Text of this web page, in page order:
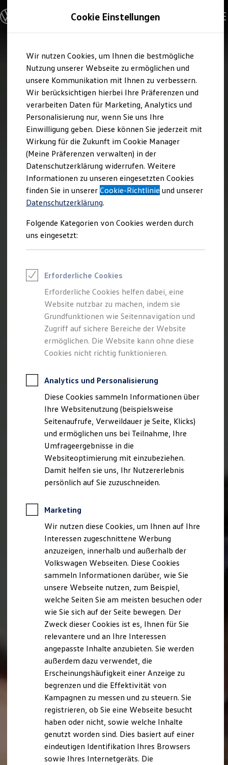
Hauptinhalt
springen
Footer
springen
Modelle und Konfigurator
Konfigurator
Modelle vergleichen
Elektroautos
ENERGY Sondermodelle
Nutzfahrzeuge
SUV und CUV
Familienautos
Kombis
Kompaktwagen
Sportwagen
Schnell verfügbare Fahrzeuge
Angebote und Produkte
Aktuelle Angebote
E-Auto-Förderung
Volkswagen Marktplatz
Die ENERGY Sondermodelle
Junge Gebrauchtwagen und Gebrauchtwagen
Volkswagen Zertifizierte Gebrauchtwagen
Elektromobilität bei Gebrauchtwagen
Saisonangebote
Reifenpakete
Leasing
Leasing-Angebote
Elektroauto Leasing
Kleinwagen-Leasing
Leasing ohne Anzahlung
Finanzierung
Autokredit mit Schlussrate
Versicherungen und Garantien
Kfz-Versicherung
Restschuldversicherungen
Garantien
Professional Class bei Volkswagen
Behörden
Direktkunden
Sonderfahrzeuge
Anpfiff zum Gewinn
Elektromobilität
Elektroautos
ID. Tutorials
Elektrofahrzeugkonzepte
ID. EVERY1
Reichweite
Rekuperation
Laden unterwegs
Laden Zuhause
Ladestationen finden
Ladezeitensimulator
Batterie
Sicherheit
Nachhaltigkeit
Technologie
Kosten und Kauf
Kaufoptionen
E-Auto-Förderung
Software und Konnektivität
Die ID. Software 6
ID. Software Versionen und Updates
Digitale Extras
Schnittstellen zu Ihrem ID.
Hybridautos
Marke und Erlebnis
Volkswagen R und R Experience
R-Modelle
R Experience
Driving Experience
Volkswagen entdecken
Werkbesichtigung
Cookie Einstellungen
Wir nutzen Cookies, um Ihnen die bestmögliche
Nutzung unserer Webseite zu ermöglichen und
unsere Kommunikation mit Ihnen zu verbessern.
Wir berücksichtigen hierbei Ihre Präferenzen und
verarbeiten Daten für Marketing, Analytics und
Personalisierung nur, wenn Sie uns Ihre
Einwilligung geben. Diese können Sie jederzeit mit
Wirkung für die Zukunft im Cookie Manager
(Meine Präferenzen verwalten) in der
Datenschutzerklärung widerrufen. Weitere
Informationen zu unseren eingesetzten Cookies
finden Sie in unsererCookie-Richtlinie und unserer
Datenschutzerklärung.
Folgende Kategorien von Cookies werden durch
uns eingesetzt:
Erforderliche Cookies
Erforderliche Cookies helfen dabei, eine
Website nutzbar zu machen, indem sie
Grundfunktionen wie Seitennavigation und
Zugriff auf sichere Bereiche der Website
ermöglichen. Die Website kann ohne diese
Cookies nicht richtig funktionieren.
Analytics und Personalisierung
Diese Cookies sammeln Informationen über
Ihre Websitenutzung (beispielsweise
Seitenaufrufe, Verweildauer je Seite, Klicks)
und ermöglichen uns bei Teilnahme, Ihre
Umfrageergebnisse in die
Websiteoptimierung mit einzubeziehen.
Damit helfen sie uns, Ihr Nutzererlebnis
persönlich auf Sie zuzuschneiden.
Marketing
Wir nutzen diese Cookies, um Ihnen auf Ihre
Interessen zugeschnittene Werbung
anzuzeigen, innerhalb und außerhalb der
Volkswagen Webseiten. Diese Cookies
sammeln Informationen darüber, wie Sie
unsere Webseite nutzen, zum Beispiel,
welche Seiten Sie am meisten besuchen oder
wie Sie sich auf der Seite bewegen. Der
Zweck dieser Cookies ist es, Ihnen für Sie
relevantere und an Ihre Interessen
angepasste Inhalte anzubieten. Sie werden
außerdem dazu verwendet, die
Erscheinungshäufigkeit einer Anzeige zu
begrenzen und die Effektivität von
Kampagnen zu messen und zu steuern. Sie
registrieren, ob Sie eine Webseite besucht
haben oder nicht, sowie welche Inhalte
genutzt worden sind. Dies basiert auf einer
eindeutigen Identifikation Ihres Browsers
sowie Ihres Internetgeräts. Die